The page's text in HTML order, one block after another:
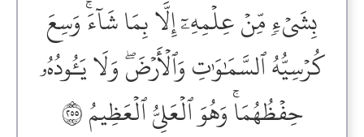
بِشَيۡءٖ مِّنۡ عِلۡمِهِۦٓ إِلَّا بِمَا شَآءَۚ وَسِعَ
كُرۡسِيُّهُ ٱلسَّمَٰوَٰتِ وَٱلۡأَرۡضَۖ وَلَا يَـُٔودُهُۥ
حِفۡظُهُمَاۚ وَهُوَ ٱلۡعَلِيُّ ٱلۡعَظِيمُ ٢٥٥